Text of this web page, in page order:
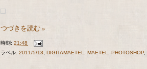
つづきを読む »
時刻: 21:48
ラベル: 2011/5/13 DIGITAMAETEL MAETEL PHOTOSHOP,